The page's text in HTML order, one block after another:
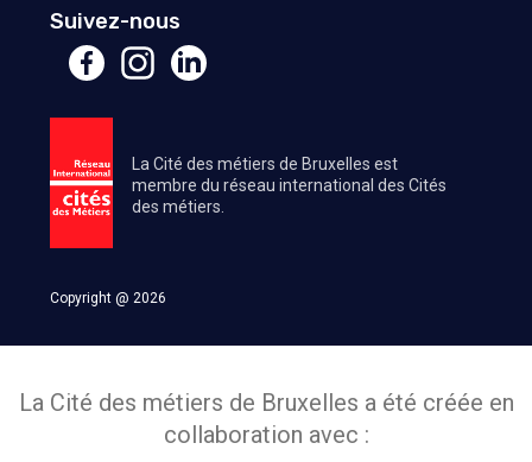
Suivez-nous
La Cité des métiers de Bruxelles est
membre du réseau international des Cités
des métiers.
Copyright @ 2026
La Cité des métiers de Bruxelles a été créée en
collaboration avec :